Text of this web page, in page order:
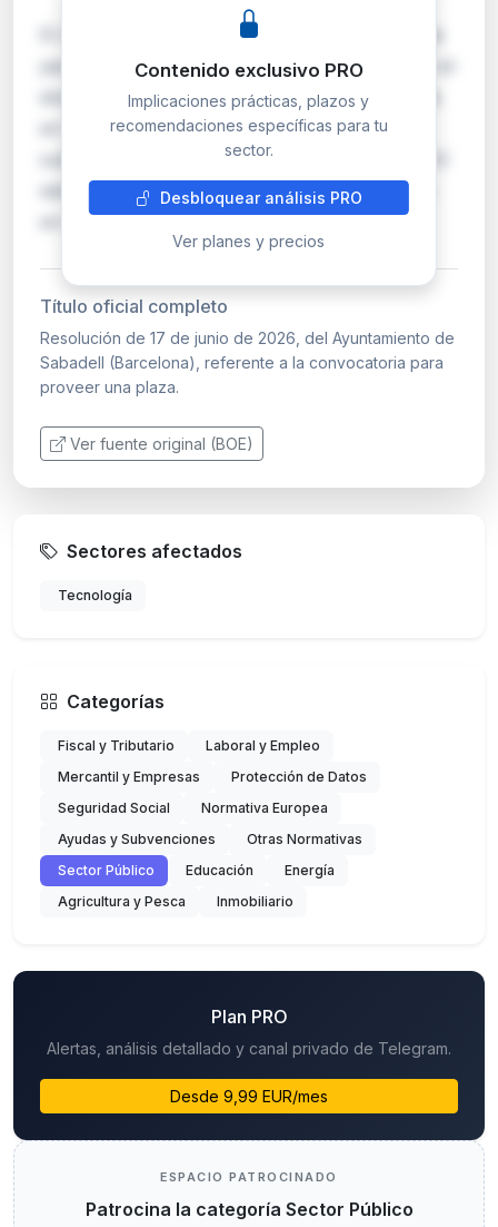
El Ayuntamiento de Sabadell abre convocatoria
para cubrir una plaza de Técnico/a Auxiliar en el
área de programación informática, encuadrada
en la escala de Administración Especial,
subescala Servicios Especiales, clase Auxiliar. El
sistema de selección es el concurso-oposición
en turno libre, lo que permite participar…
Contenido exclusivo PRO
Implicaciones prácticas, plazos y
recomendaciones específicas para tu
sector.
Desbloquear análisis PRO
Ver planes y precios
Título oficial completo
Resolución de 17 de junio de 2026, del Ayuntamiento de
Sabadell (Barcelona), referente a la convocatoria para
proveer una plaza.
Ver fuente original (BOE)
Sectores afectados
Tecnología
Categorías
Fiscal y Tributario
Laboral y Empleo
Mercantil y Empresas
Protección de Datos
Seguridad Social
Normativa Europea
Ayudas y Subvenciones
Otras Normativas
Sector Público
Educación
Energía
Agricultura y Pesca
Inmobiliario
Plan PRO
Alertas, análisis detallado y canal privado de Telegram.
Desde 9,99 EUR/mes
ESPACIO PATROCINADO
Patrocina la categoría Sector Público